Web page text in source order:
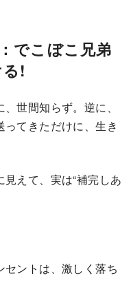
でこぼこ兄弟
!
世間知らず。逆に、
てきただけに、生き
えて、実は“補完しあ
ントは、激しく落ち